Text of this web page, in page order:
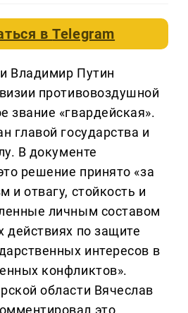
вTelegram
Владимир Путин
противовоздушной
звание «гвардейская».
главой государства и
В документе
решение принято «за
и отвагу, стойкость и
личным составом
действиях по защите
интересов в
конфликтов».
области Вячеслав
это